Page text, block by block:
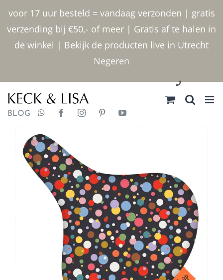
voor 17 uur besteld = vandaag verzonden | gratis
verzending bij €50,- of meer | Gratis af te halen in
de winkel | Bekijk de producten live in Utrecht
Negeren
inhoud
030 2400000
BLOG